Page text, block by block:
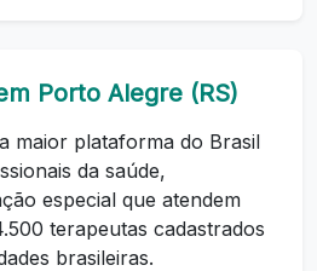
Porto Alegre (RS)
maior plataforma do Brasil
da saúde,
especial que atendem
terapeutas cadastrados
brasileiras.